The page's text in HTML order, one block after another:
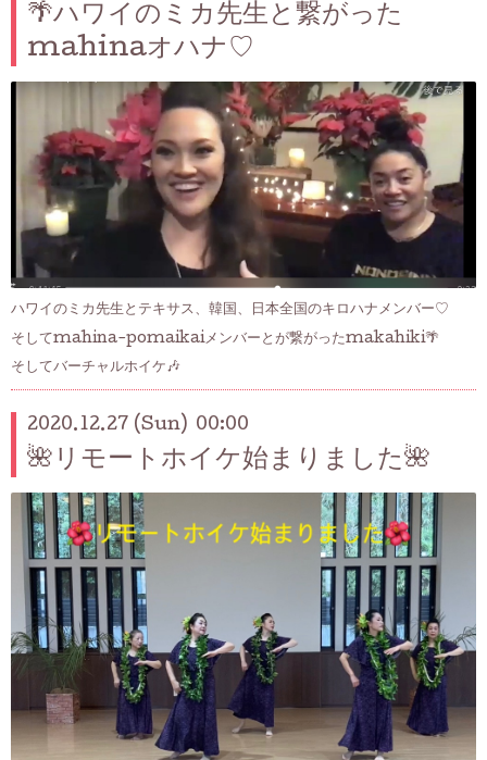
🌴ハワイのミカ先生と繋がった
mahinaオハナ♡
ハワイのミカ先生とテキサス、韓国、日本全国のキロハナメンバー♡
そしてmahina-pomaikaiメンバーとが繋がったmakahiki🌴
そしてバーチャルホイケ🎶
2020.12.27 (Sun) 00:00
🌺リモートホイケ始まりました🌺